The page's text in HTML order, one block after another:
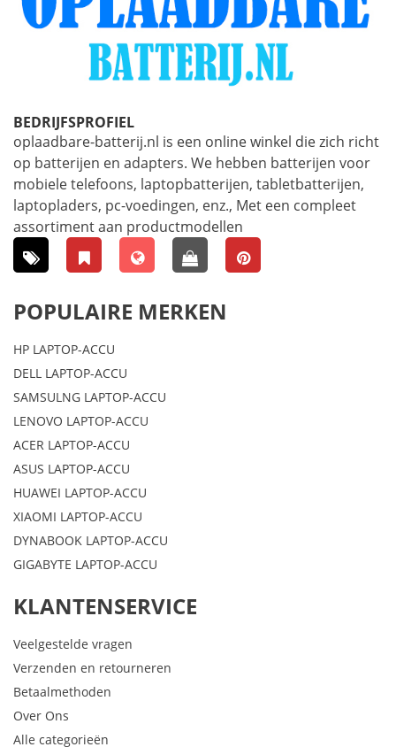
BEDRIJFSPROFIEL
oplaadbare-batterij.nl is een online winkel die zich richt
op batterijen en adapters. We hebben batterijen voor
mobiele telefoons, laptopbatterijen, tabletbatterijen,
laptopladers, pc-voedingen, enz., Met een compleet
assortiment aan productmodellen
POPULAIRE MERKEN
HP LAPTOP-ACCU
DELL LAPTOP-ACCU
SAMSULNG LAPTOP-ACCU
LENOVO LAPTOP-ACCU
ACER LAPTOP-ACCU
ASUS LAPTOP-ACCU
HUAWEI LAPTOP-ACCU
XIAOMI LAPTOP-ACCU
DYNABOOK LAPTOP-ACCU
GIGABYTE LAPTOP-ACCU
KLANTENSERVICE
Veelgestelde vragen
Verzenden en retourneren
Betaalmethoden
Over Ons
Alle categorieën